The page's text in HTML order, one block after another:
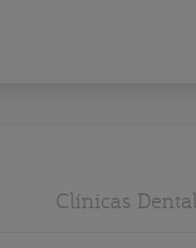
Clínicas